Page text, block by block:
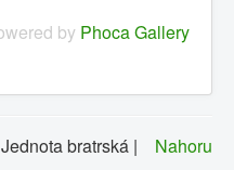
by Phoca Gallery
Nahoru
bratrská |